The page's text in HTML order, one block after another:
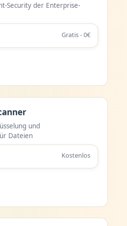
Security der Enterprise-
Gratis - 0€
und
Dateien
Kostenlos